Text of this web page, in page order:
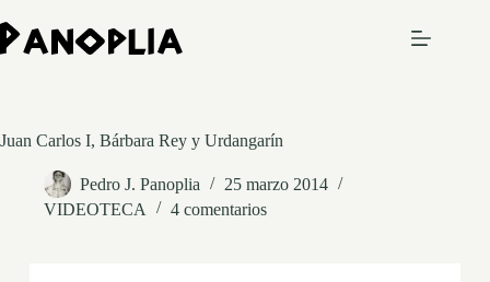
al
contenido
Juan Carlos I, Bárbara Rey y Urdangarín
Pedro J. Panoplia
25 marzo 2014
VIDEOTECA
4 comentarios